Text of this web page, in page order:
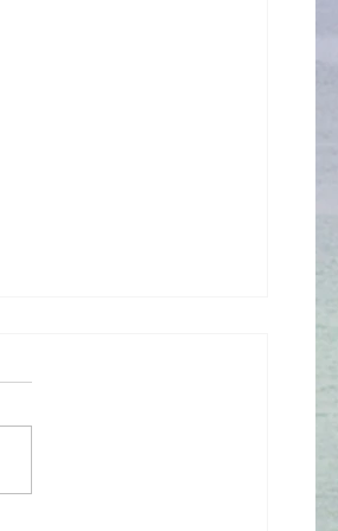
圖騰項鍊上市了